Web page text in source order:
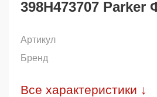
398H473707 Parker
Артикул
Бренд
Все характеристики ↓